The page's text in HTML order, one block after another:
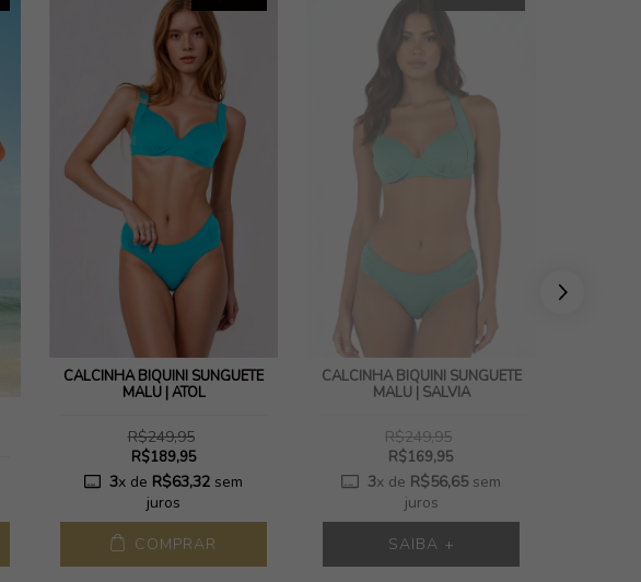
CALCINHA BIQUÍNI SUNGUETE
MALU | ATOL
R$249,95
R$189,95
3x de R$63,32 sem
juros
COMPRAR
CALCINHA BIQUÍNI SUNGUETE
MALU | SALVIA
R$249,95
R$169,95
3x de R$56,65sem
juros
SAIBA +